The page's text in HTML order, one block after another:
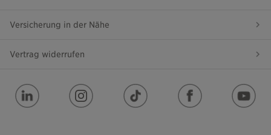
Versicherung in der Nähe
Vertrag widerrufen